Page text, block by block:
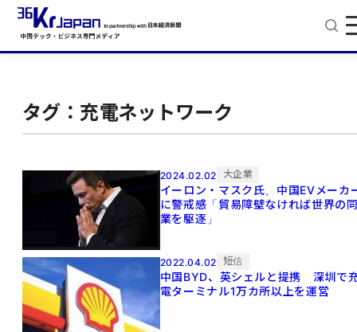
タグ：充電ネットワーク
2024.02.02 大企業
イーロン・マスク氏、中国EVメーカ
に警戒感「貿易障壁なければ世界の
業を駆逐」
2022.04.02 短信
中国BYD、英シェルと提携 深圳で
電ターミナル1万カ所以上を運営